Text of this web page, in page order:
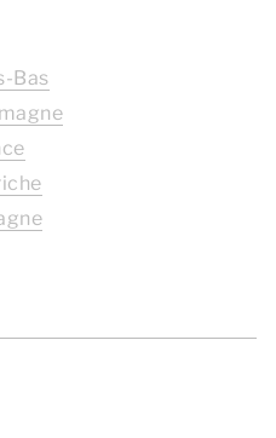
Bas